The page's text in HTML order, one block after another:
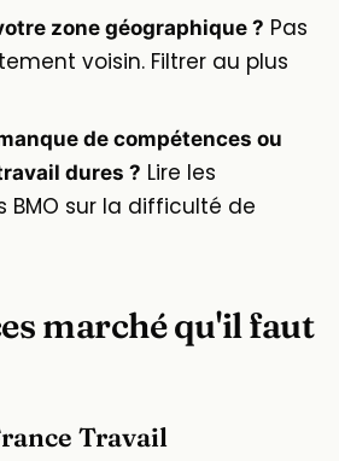
zone géographique ? Pas
voisin. Filtrer au plus
de compétences ou
dures ? Lire les
BMO sur la difficulté de
marché qu'il faut
Travail